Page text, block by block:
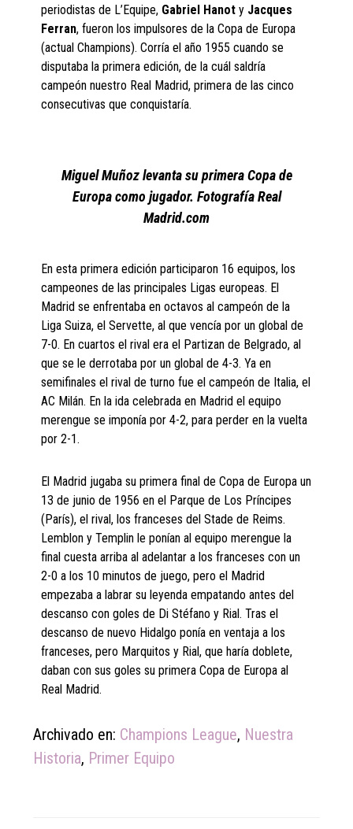
periodistas de L’Equipe, Gabriel Hanot y Jacques
Ferran, fueron los impulsores de la Copa de Europa
(actual Champions). Corría el año 1955 cuando se
disputaba la primera edición, de la cuál saldría
campeón nuestro Real Madrid, primera de las cinco
consecutivas que conquistaría.
Miguel Muñoz levanta su primera Copa de
Europa como jugador. Fotografía Real
Madrid.com
En esta primera edición participaron 16 equipos, los
campeones de las principales Ligas europeas. El
Madrid se enfrentaba en octavos al campeón de la
Liga Suiza, el Servette, al que vencía por un global de
7-0. En cuartos el rival era el Partizan de Belgrado, al
que se le derrotaba por un global de 4-3. Ya en
semifinales el rival de turno fue el campeón de Italia, el
AC Milán. En la ida celebrada en Madrid el equipo
merengue se imponía por 4-2, para perder en la vuelta
por 2-1.
El Madrid jugaba su primera final de Copa de Europa un
13 de junio de 1956 en el Parque de Los Príncipes
(París), el rival, los franceses del Stade de Reims.
Lemblon y Templin le ponían al equipo merengue la
final cuesta arriba al adelantar a los franceses con un
2-0 a los 10 minutos de juego, pero el Madrid
empezaba a labrar su leyenda empatando antes del
descanso con goles de Di Stéfano y Rial. Tras el
descanso de nuevo Hidalgo ponía en ventaja a los
franceses, pero Marquitos y Rial, que haría doblete,
daban con sus goles su primera Copa de Europa al
Real Madrid.
Archivado en: Champions League, Nuestra
Historia, Primer Equipo